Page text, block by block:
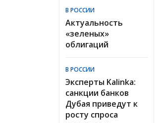
В РОССИИ
Актуальность
«зеленых»
облигаций
В РОССИИ
Эксперты Kalinka:
санкции банков
Дубая приведут к
росту спроса